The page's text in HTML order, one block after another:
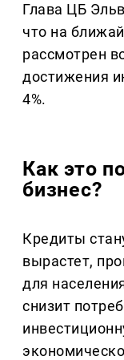
Глава ЦБ
что на
рассмотрен
достижения
4%.
Как это
бизнес?
Кредиты
вырастет,
для
снизит